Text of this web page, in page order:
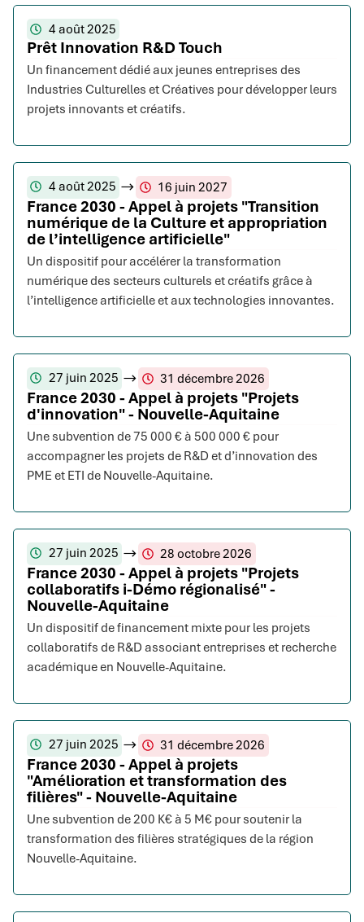
4 août 2025
Prêt Innovation R&D Touch
Un financement dédié aux jeunes entreprises des
Industries Culturelles et Créatives pour développer leurs
projets innovants et créatifs.
4 août 2025 16 juin 2027
France 2030 - Appel à projets "Transition
numérique de la Culture et appropriation
de l’intelligence artificielle"
Un dispositif pour accélérer la transformation
numérique des secteurs culturels et créatifs grâce à
l’intelligence artificielle et aux technologies innovantes.
27 juin 2025 31 décembre 2026
France 2030 - Appel à projets "Projets
d'innovation" - Nouvelle-Aquitaine
Une subvention de 75 000 € à 500 000 € pour
accompagner les projets de R&D et d’innovation des
PME et ETI de Nouvelle-Aquitaine.
27 juin 2025 28 octobre 2026
France 2030 - Appel à projets "Projets
collaboratifs i-Démo régionalisé" -
Nouvelle-Aquitaine
Un dispositif de financement mixte pour les projets
collaboratifs de R&D associant entreprises et recherche
académique en Nouvelle-Aquitaine.
27 juin 2025 31 décembre 2026
France 2030 - Appel à projets
"Amélioration et transformation des
filières" - Nouvelle-Aquitaine
Une subvention de 200 K€ à 5 M€ pour soutenir la
transformation des filières stratégiques de la région
Nouvelle-Aquitaine.